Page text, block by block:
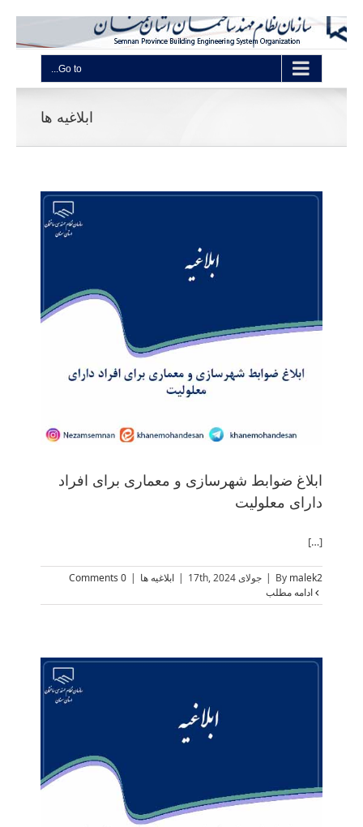
Go to...
ابلاغیه ها
ابلاغ ضوابط شهرسازی و معماری برای افراد
دارای معلولیت
[…]
By malek2
| جولای 17th, 2024 | ابلاغیه ها |
0 Comments
ادامه مطلب